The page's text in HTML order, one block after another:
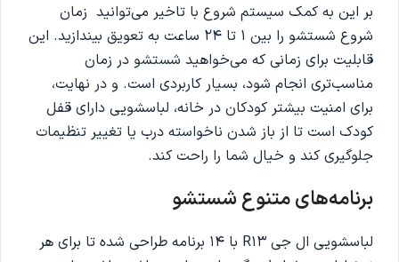
بر این به کمک سیستم شروع با تاخیر می‌توانید زمان
شروع شستشو را بین ۱ تا ۲۴ ساعت به تعویق بیندازید. این
قابلیت برای زمانی که می‌خواهید شستشو در زمان
مناسب‌تری انجام شود، بسیار کاربردی است. و در نهایت،
برای امنیت بیشتر کودکان در خانه، لباسشویی دارای قفل
کودک است تا از باز شدن ناخواسته درب یا تغییر تنظیمات
جلوگیری کند و خیال شما را راحت کند.
برنامه‌های متنوع شستشو
لباسشویی ال جی R13 با ۱۴ برنامه طراحی شده تا برای هر